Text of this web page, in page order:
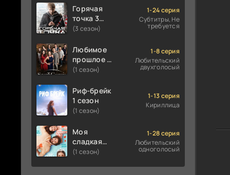
Горячая
точка 3
сезон
(3 сезон)
1-24 серия
Субтитры, Не
требуется
Любимое
прошлое 1
сезон
(1 сезон)
1-8 серия
Любительский
двухголосый
Риф-брейк
1 сезон
(1 сезон)
1-13 серия
Кириллица
Моя
сладкая
ложь 1
(1 сезон)
1-28 серия
Любительский
одноголосый